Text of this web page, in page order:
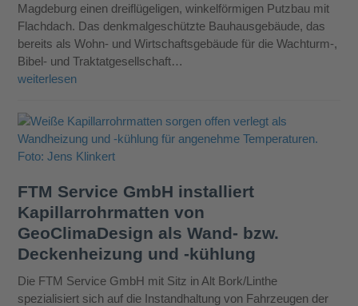
Magdeburg einen dreiflügeligen, winkelförmigen Putzbau mit
Flachdach. Das denkmalgeschützte Bauhausgebäude, das
bereits als Wohn- und Wirtschaftsgebäude für die Wachturm-,
Bibel- und Traktatgesellschaft…
weiterlesen
FTM Service GmbH installiert
Kapillarrohrmatten von
GeoClimaDesign als Wand- bzw.
Deckenheizung und -kühlung
Die FTM Service GmbH mit Sitz in Alt Bork/Linthe
spezialisiert sich auf die Instandhaltung von Fahrzeugen der